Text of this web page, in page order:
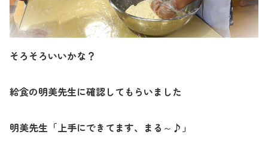
そろそろいいかな？
給食の明美先生に確認してもらいました
明美先生「上手にできてます、まる～♪」